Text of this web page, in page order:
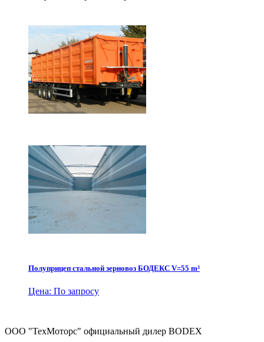
Полуприцеп стальной зерновоз БОДЕКС V=55 m³
Цена: По запросу
ООО "ТехМоторс" официальный дилер BODEX